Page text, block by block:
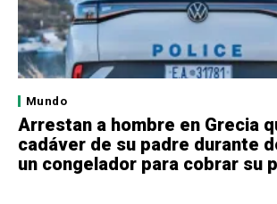
Mundo
Arrestan a hombre en Grecia
cadáver de su padre durante
un congelador para cobrar su